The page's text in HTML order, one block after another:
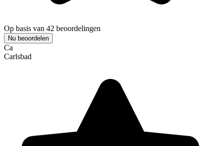
Op basis van 42 beoordelingen
Nu beoordelen
Ca
Carlsbad